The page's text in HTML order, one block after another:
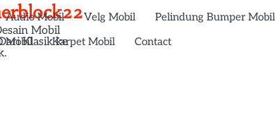
Mobil
Klasik ke
Audio Mobil Velg Mobil Pelindung Bumper Mobil
Mobil Karpet Mobil Contact